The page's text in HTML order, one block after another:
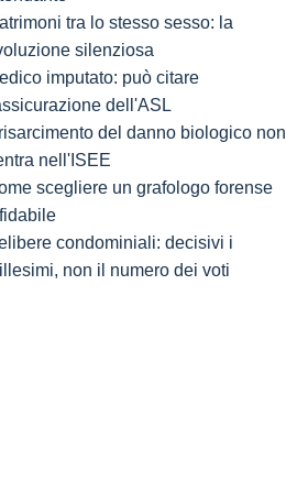
tra lo stesso sesso: la
silenziosa
imputato: può citare
dell'ASL
risarcimento del danno biologico non
nell'ISEE
scegliere un grafologo forense
condominiali: decisivi i
non il numero dei voti